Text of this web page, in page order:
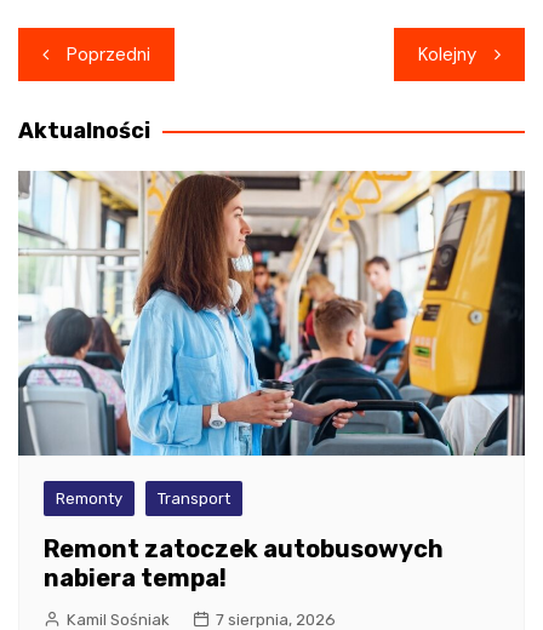
Nawigacja
wpisu
Poprzedni Kolejny
Aktualności
Remonty Transport
Remont zatoczek autobusowych
nabiera tempa!
Kamil Sośniak 7 sierpnia, 2026